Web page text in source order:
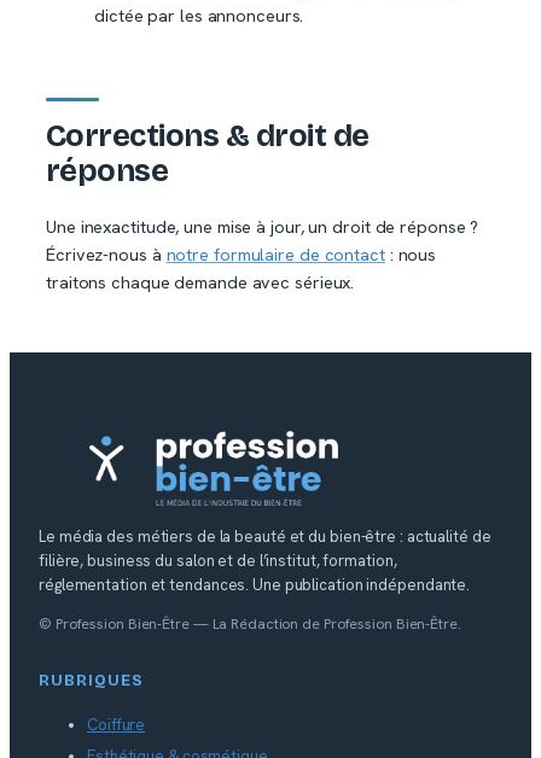
dictée par les annonceurs.
Corrections & droit de
réponse
Une inexactitude, une mise à jour, un droit de réponse ?
Écrivez-nous à notre formulaire de contact: nous
traitons chaque demande avec sérieux.
Le média des métiers de la beauté et du bien-être : actualité de
filière, business du salon et de l’institut, formation,
réglementation et tendances. Une publication indépendante.
© Profession Bien-Être — La Rédaction de Profession Bien-Être.
RUBRIQUES
Coiffure